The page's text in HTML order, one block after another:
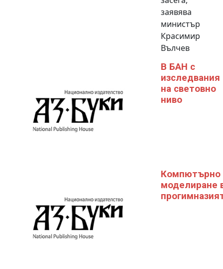
заявява
министър
Красимир
Вълчев
В БАН с
изследвания
на световно
ниво
Компютърно
моделиране